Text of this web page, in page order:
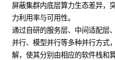
屏蔽集群内底层算力生态差异，
力利用率与可用性。
通过自研的服务层、中间适配层
并行、模型并行等多种并行方式
解，使其分别由相应的软件栈和